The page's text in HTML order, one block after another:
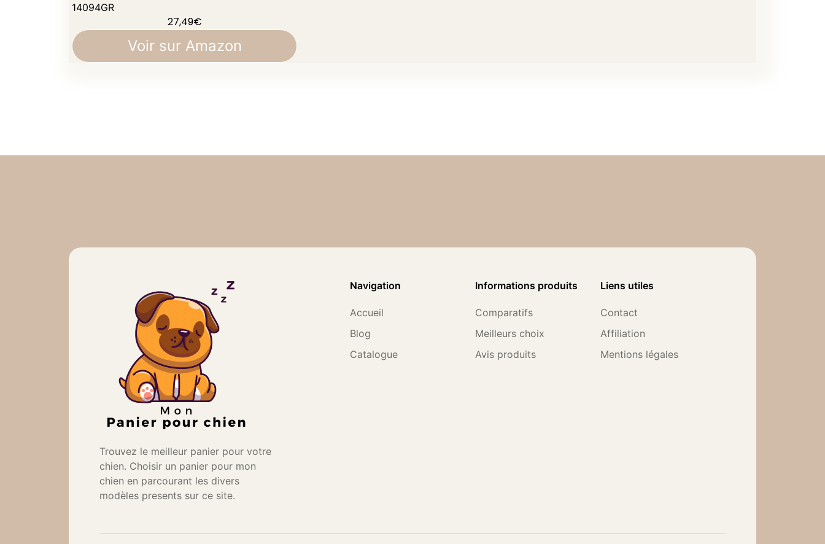
14094GR
27,49€
Voir sur Amazon
Trouvez le meilleur panier pour votre
chien. Choisir un panier pour mon
chien en parcourant les divers
modèles presents sur ce site.
Navigation
Accueil
Blog
Catalogue
Informations produits
Comparatifs
Meilleurs choix
Avis produits
Liens utiles
Contact
Affiliation
Mentions légales